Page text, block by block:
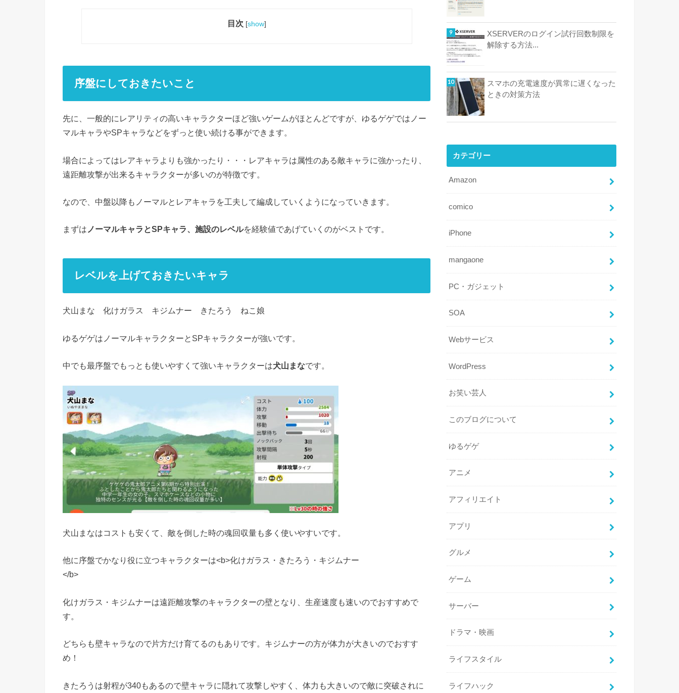
目次 [show]
序盤にしておきたいこと
先に、一般的にレアリティの高いキャラクターほど強いゲームがほとんどですが、ゆるゲゲではノー
マルキャラやSPキャラなどをずっと使い続ける事ができます。
場合によってはレアキャラよりも強かったり・・・レアキャラは属性のある敵キャラに強かったり、
遠距離攻撃が出来るキャラクターが多いのが特徴です。
なので、中盤以降もノーマルとレアキャラを工夫して編成していくようになっていきます。
まずは ノーマルキャラとSPキャラ、施設のレベルを経験値であげていくのがベストです。
レベルを上げておきたいキャラ
犬山まな 化けガラス キジムナー きたろう ねこ娘
ゆるゲゲはノーマルキャラクターとSPキャラクターが強いです。
中でも最序盤でもっとも使いやすくて強いキャラクターは犬山まなです。
犬山まなはコストも安くて、敵を倒した時の魂回収量も多く使いやすいです。
他に序盤でかなり役に立つキャラクターは<b>化けガラス・きたろう・キジムナー
</b>
化けガラス・キジムナーは遠距離攻撃のキャラクターの壁となり、生産速度も速いのでおすすめで
す。
どちらも壁キャラなので片方だけ育てるのもありです。キジムナーの方が体力が大きいのでおすす
め！
きたろうは射程が340もあるので壁キャラに隠れて攻撃しやすく、体力も大きいので敵に突破されに
XSERVERのログイン試行回数制限を
解除する方法...
スマホの充電速度が異常に遅くなった
ときの対策方法
カテゴリー
Amazon
comico
iPhone
mangaone
PC・ガジェット
SOA
Webサービス
WordPress
お笑い芸人
このブログについて
ゆるゲゲ
アニメ
アフィリエイト
アプリ
グルメ
ゲーム
サーバー
ドラマ・映画
ライフスタイル
ライフハック